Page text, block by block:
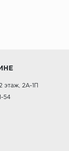
этаж, 2А-1П
54